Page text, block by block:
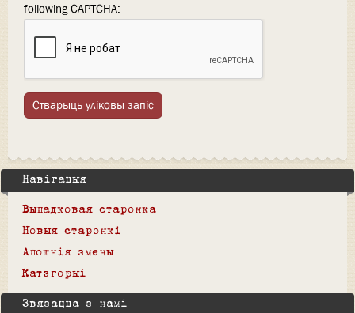
following CAPTCHA:
Стварыць уліковы запіс
Навігацыя
Выпадковая старонка
Новыя старонкі
Апошнія змены
Катэгорыі
Звязацца з намі